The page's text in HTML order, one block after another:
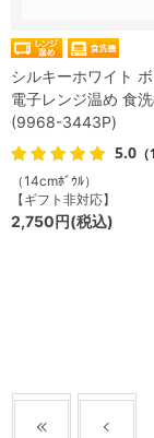
シルキーホワイト
電子レンジ温め 食
(9968-3443P)
5.0
（14cmﾎﾞｳﾙ）
【ギフト非対応】
2,750円(税込)